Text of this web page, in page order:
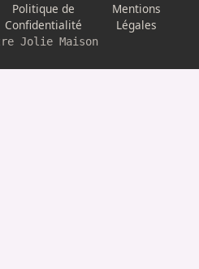
Politique de
Confidentialité
Mentions
Légales
Jolie Maison